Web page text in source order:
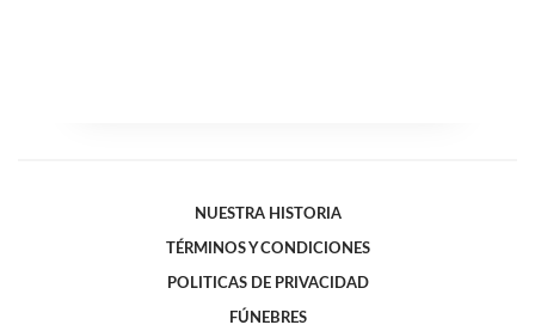
NUESTRA HISTORIA
TÉRMINOS Y CONDICIONES
POLITICAS DE PRIVACIDAD
FÚNEBRES